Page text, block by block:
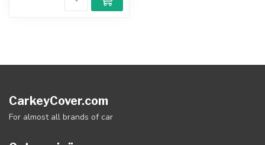
CarkeyCover.com
For almost all brands of car